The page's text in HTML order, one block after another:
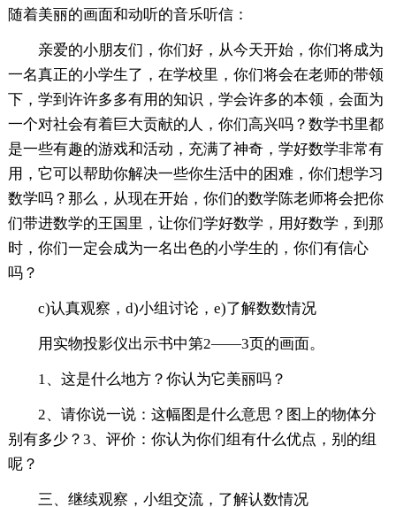
随着美丽的画面和动听的音乐听信：
亲爱的小朋友们，你们好，从今天开始，你们将成为
一名真正的小学生了，在学校里，你们将会在老师的带领
下，学到许许多多有用的知识，学会许多的本领，会面为
一个对社会有着巨大贡献的人，你们高兴吗？数学书里都
是一些有趣的游戏和活动，充满了神奇，学好数学非常有
用，它可以帮助你解决一些你生活中的困难，你们想学习
数学吗？那么，从现在开始，你们的数学陈老师将会把你
们带进数学的王国里，让你们学好数学，用好数学，到那
时，你们一定会成为一名出色的小学生的，你们有信心
吗？
c)认真观察，d)小组讨论，e)了解数数情况
用实物投影仪出示书中第2——3页的画面。
1、这是什么地方？你认为它美丽吗？
2、请你说一说：这幅图是什么意思？图上的物体分
别有多少？3、评价：你认为你们组有什么优点，别的组
呢？
三、继续观察，小组交流，了解认数情况